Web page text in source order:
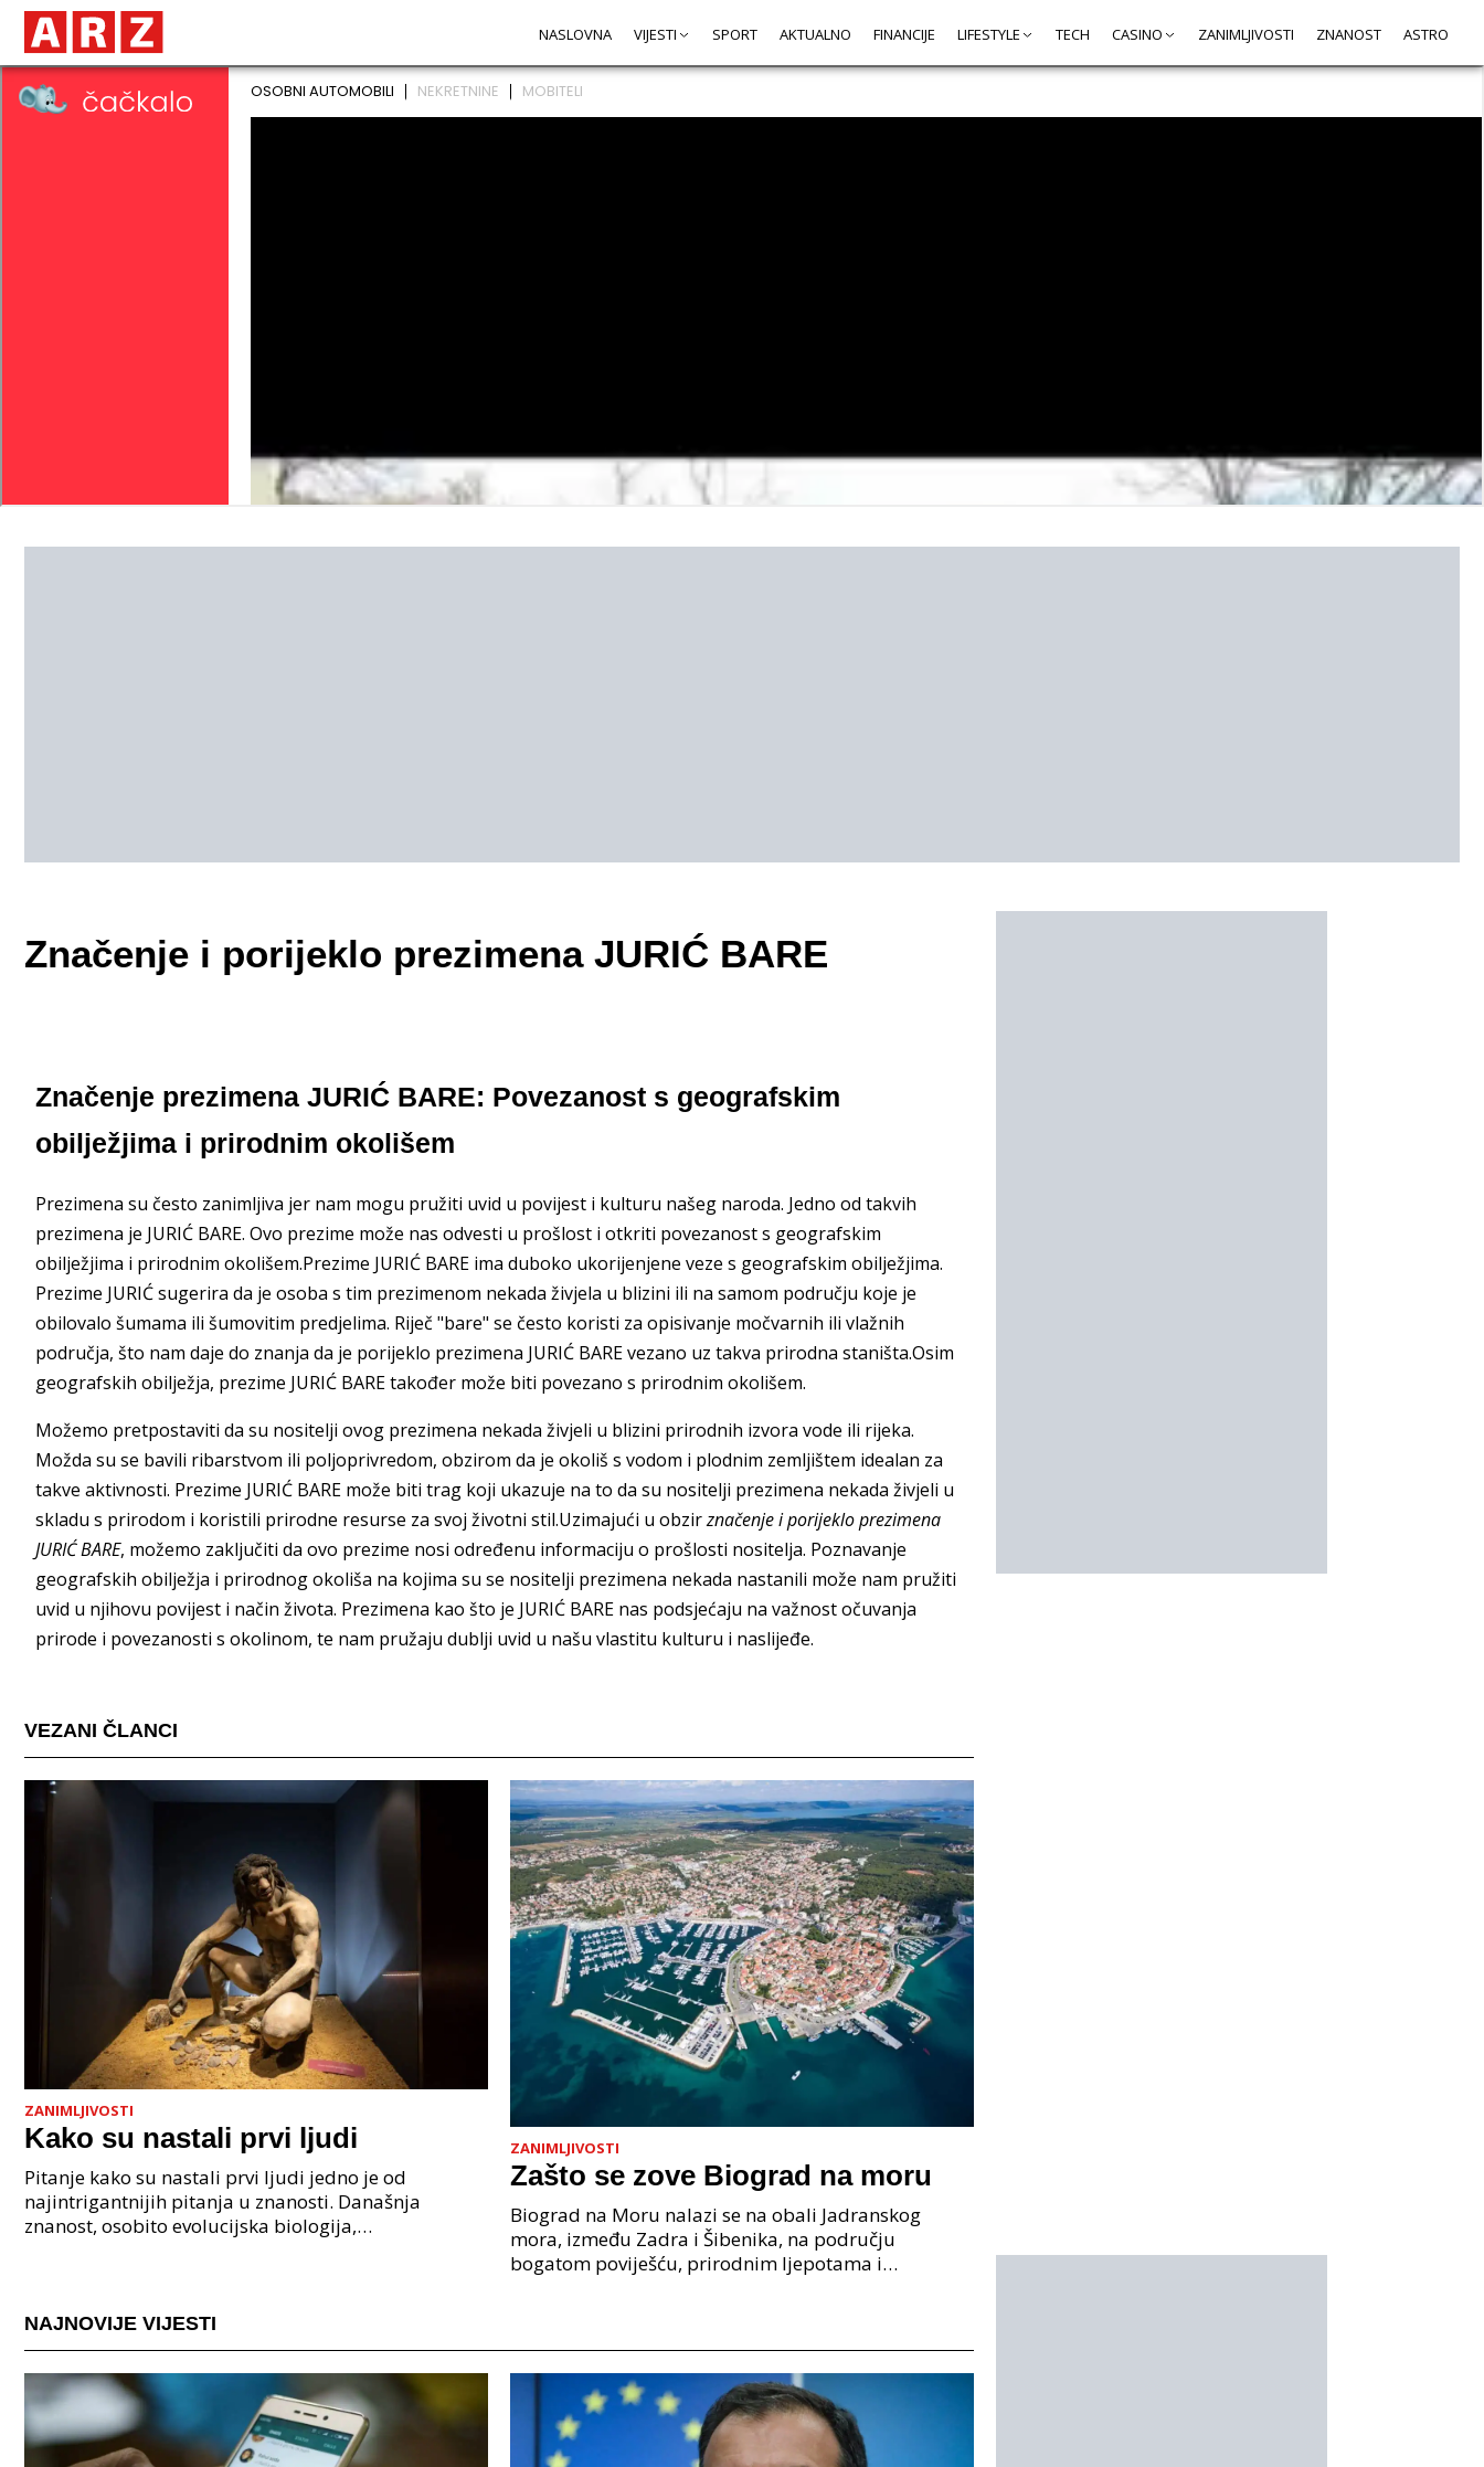
NASLOVNA VIJESTI SPORT AKTUALNO FINANCIJE LIFESTYLE TECH CASINO ZANIMLJIVOSTI ZNANOST ASTRO
Značenje i porijeklo prezimena JURIĆ BARE
Značenje prezimena JURIĆ BARE: Povezanost s geografskim
obilježjima i prirodnim okolišem
Prezimena su često zanimljiva jer nam mogu pružiti uvid u povijest i kulturu našeg naroda. Jedno od takvih
prezimena je JURIĆ BARE. Ovo prezime može nas odvesti u prošlost i otkriti povezanost s geografskim
obilježjima i prirodnim okolišem.Prezime JURIĆ BARE ima duboko ukorijenjene veze s geografskim obilježjima.
Prezime JURIĆ sugerira da je osoba s tim prezimenom nekada živjela u blizini ili na samom području koje je
obilovalo šumama ili šumovitim predjelima. Riječ "bare" se često koristi za opisivanje močvarnih ili vlažnih
područja, što nam daje do znanja da je porijeklo prezimena JURIĆ BARE vezano uz takva prirodna staništa.Osim
geografskih obilježja, prezime JURIĆ BARE također može biti povezano s prirodnim okolišem.
Možemo pretpostaviti da su nositelji ovog prezimena nekada živjeli u blizini prirodnih izvora vode ili rijeka.
Možda su se bavili ribarstvom ili poljoprivredom, obzirom da je okoliš s vodom i plodnim zemljištem idealan za
takve aktivnosti. Prezime JURIĆ BARE može biti trag koji ukazuje na to da su nositelji prezimena nekada živjeli u
skladu s prirodom i koristili prirodne resurse za svoj životni stil.Uzimajući u obzirznačenje i porijeklo prezimena
JURIĆ BARE, možemo zaključiti da ovo prezime nosi određenu informaciju o prošlosti nositelja. Poznavanje
geografskih obilježja i prirodnog okoliša na kojima su se nositelji prezimena nekada nastanili može nam pružiti
uvid u njihovu povijest i način života. Prezimena kao što je JURIĆ BARE nas podsjećaju na važnost očuvanja
prirode i povezanosti s okolinom, te nam pružaju dublji uvid u našu vlastitu kulturu i naslijeđe.
VEZANI ČLANCI
ZANIMLJIVOSTI
Kako su nastali prvi ljudi
Pitanje kako su nastali prvi ljudi jedno je od
najintrigantnijih pitanja u znanosti. Današnja
znanost, osobito evolucijska biologija,
ZANIMLJIVOSTI
Zašto se zove Biograd na moru
Biograd na Moru nalazi se na obali Jadranskog
mora, između Zadra i Šibenika, na području
bogatom poviješću, prirodnim ljepotama i
NAJNOVIJE VIJESTI